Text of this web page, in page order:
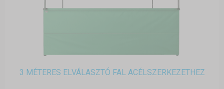
3 MÉTERES ELVÁLASZTÓ FAL ACÉLSZERKEZETHEZ